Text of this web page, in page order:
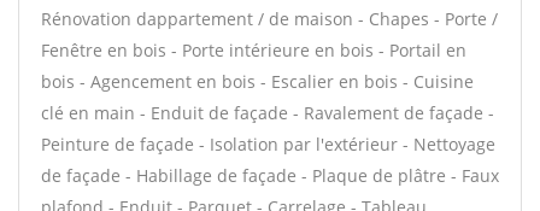
Rénovation dappartement / de maison - Chapes - Porte /
Fenêtre en bois - Porte intérieure en bois - Portail en
bois - Agencement en bois - Escalier en bois - Cuisine
clé en main - Enduit de façade - Ravalement de façade -
Peinture de façade - Isolation par l'extérieur - Nettoyage
de façade - Habillage de façade - Plaque de plâtre - Faux